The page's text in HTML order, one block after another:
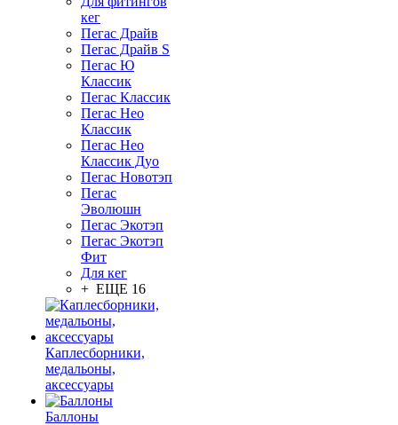
кег
Пегас Драйв
Пегас Драйв S
Пегас Ю
Классик
Пегас Классик
Пегас Нео
Классик
Пегас Нео
Классик Дуо
Пегас Новотэп
Пегас
Эволюшн
Пегас Экотэп
Пегас Экотэп
Фит
Для кег
+ ЕЩЕ 16
Каплесборники,
медальоны,
аксессуары
Баллоны